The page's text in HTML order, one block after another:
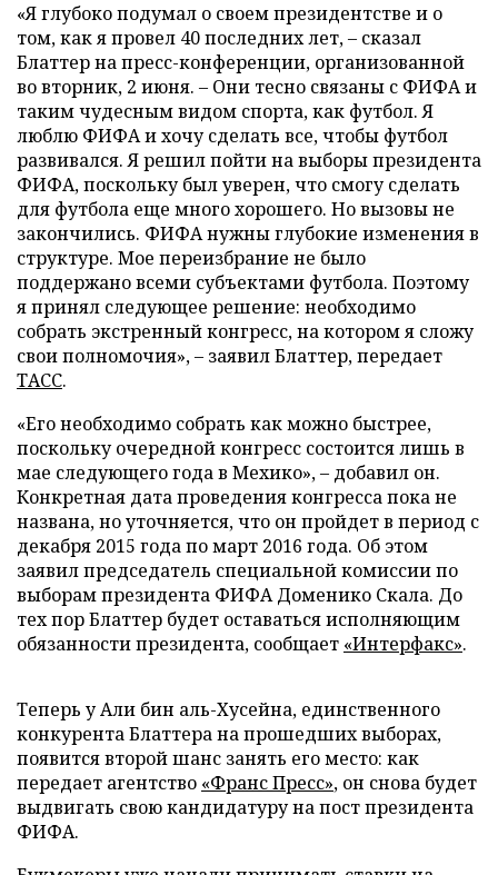
«Я глубоко подумал о своем президентстве и о
том, как я провел 40 последних лет, – сказал
Блаттер на пресс-конференции, организованной
во вторник, 2 июня. – Они тесно связаны с ФИФА и
таким чудесным видом спорта, как футбол. Я
люблю ФИФА и хочу сделать все, чтобы футбол
развивался. Я решил пойти на выборы президента
ФИФА, поскольку был уверен, что смогу сделать
для футбола еще много хорошего. Но вызовы не
закончились. ФИФА нужны глубокие изменения в
структуре. Мое переизбрание не было
поддержано всеми субъектами футбола. Поэтому
я принял следующее решение: необходимо
собрать экстренный конгресс, на котором я сложу
свои полномочия», – заявил Блаттер, передает
ТАСС.
«Его необходимо собрать как можно быстрее,
поскольку очередной конгресс состоится лишь в
мае следующего года в Мехико», – добавил он.
Конкретная дата проведения конгресса пока не
названа, но уточняется, что он пройдет в период с
декабря 2015 года по март 2016 года. Об этом
заявил председатель специальной комиссии по
выборам президента ФИФА Доменико Скала. До
тех пор Блаттер будет оставаться исполняющим
обязанности президента, сообщает «Интерфакс».
Теперь у Али бин аль-Хусейна, единственного
конкурента Блаттера на прошедших выборах,
появится второй шанс занять его место: как
передает агентство «Франс Пресс», он снова будет
выдвигать свою кандидатуру на пост президента
ФИФА.